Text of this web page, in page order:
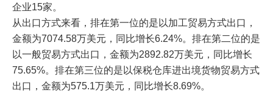
企业15家。
从出口方式来看，排在第一位的是以加工贸易方式出口，
金额为7074.58万美元，同比增长6.24%。排在第二位的是
以一般贸易方式出口，金额为2892.82万美元，同比增长
75.65%。排在第三位的是以保税仓库进出境货物贸易方式
出口，金额为575.1万美元，同比增长8.69%。